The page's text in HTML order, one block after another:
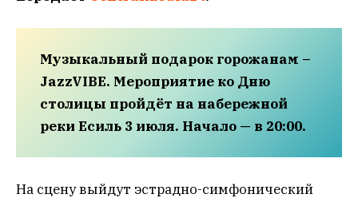
Музыкальный подарок горожанам –
JazzVIBE. Мероприятие ко Дню
столицы пройдёт на набережной
реки Есиль 3 июля. Начало — в 20:00.
На сцену выйдут эстрадно-симфонический